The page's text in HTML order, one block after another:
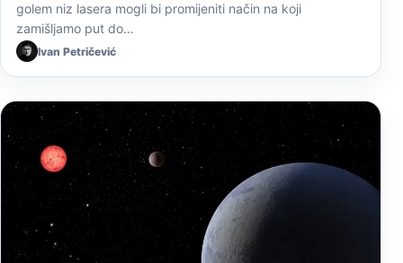
golem niz lasera mogli bi promijeniti način na koji
zamišljamo put do…
Ivan Petričević